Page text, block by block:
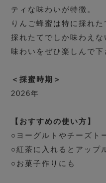
ティな味わいが特徴。
りんご蜂蜜は特に採れた
採れたてでしか味わえ
味わいをぜひ楽しんで下
＜採蜜時期＞
2026年
【おすすめの使い方】
○ヨーグルトやチーズト
○紅茶に入れるとアップ
○お菓子作りにも